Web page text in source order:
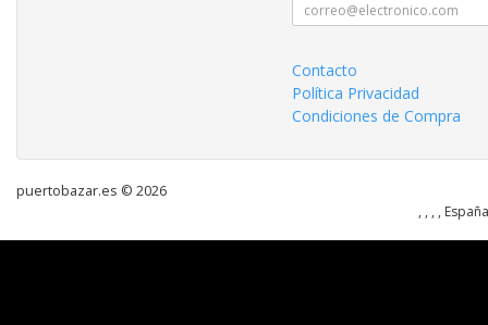
Contacto
Política Privacidad
Condiciones de Compra
puertobazar.es © 2026
, , , ,